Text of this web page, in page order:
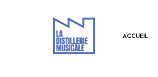
ACCUEIL